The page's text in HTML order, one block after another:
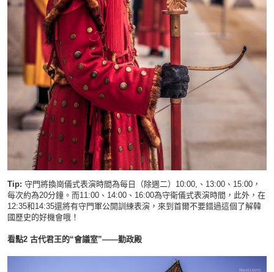
Tip: 守門將換崗儀式表演時間為每日（除週二）10:00,、13:00、15:00，
每次約為20分鐘。而11:00、14:00、16:00為守衛儀式表演時間，此外，在
12:35和14:35還將有守門軍公開訓練表演，來到首爾不要錯過這個了解韓
國歷史的好機會哦！
看點2 古代君王的“會議室”——勤政殿